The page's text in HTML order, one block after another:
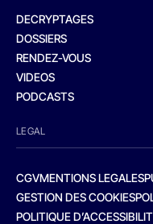
DECRYPTAGES
DOSSIERS
RENDEZ-VOUS
VIDEOS
PODCASTS
LEGAL
CGVMENTIONS LEGALES
GESTION DES COOKIES
POLITIQUE